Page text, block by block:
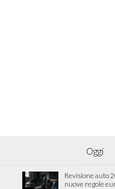
Oggi
Revisione auto
nuove regole